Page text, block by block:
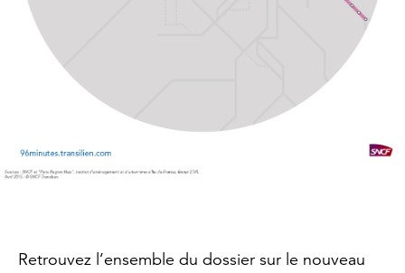
Retrouvez l’ensemble du dossier sur le nouveau